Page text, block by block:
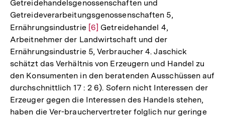
der
Fußnote
Getreidehandelsgenossenschaften und
Getreideverarbeitungsgenossenschaften 5,
Ernährungsindustrie Zur
Auflösung
der
Fußnote
[6] Getreidehandel 4,
Arbeitnehmer der Landwirtschaft und der
Ernährungsindustrie 5, Verbraucher 4. Jaschick
schätzt das Verhältnis von Erzeugern und Handel zu
den Konsumenten in den beratenden Ausschüssen auf
durchschnittlich 17 : 2 6). Sofern nicht Interessen der
Erzeuger gegen die Interessen des Handels stehen,
haben die Ver-brauchervertreter folglich nur geringe